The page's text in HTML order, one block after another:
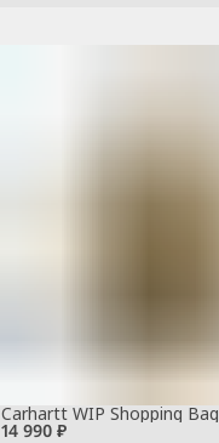
14 990 ₽
Carhartt WIP Shopping Bag